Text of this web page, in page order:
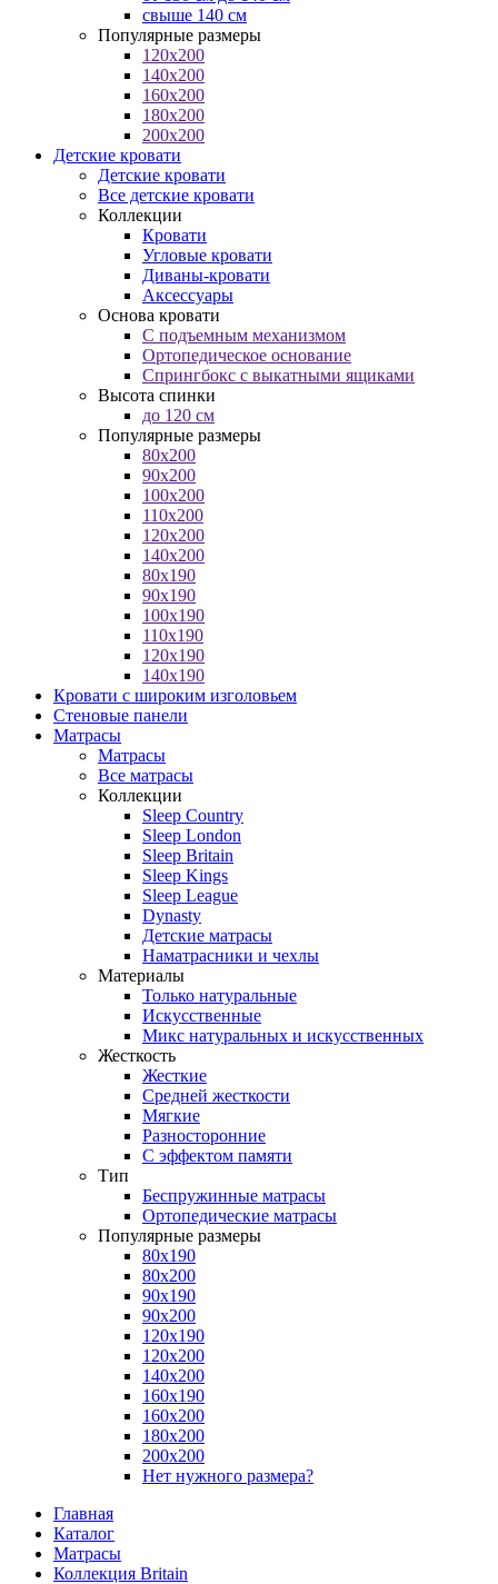
свыше 140 см
Популярные размеры
120x200
140x200
160x200
180x200
200x200
Детские кровати
Детские кровати
Все детские кровати
Коллекции
Кровати
Угловые кровати
Диваны-кровати
Аксессуары
Основа кровати
С подъемным механизмом
Ортопедическое основание
Спрингбокс с выкатными ящиками
Высота спинки
до 120 см
Популярные размеры
80x200
90x200
100x200
110x200
120x200
140x200
80x190
90x190
100x190
110x190
120x190
140x190
Кровати с широким изголовьем
Стеновые панели
Матрасы
Матрасы
Все матрасы
Коллекции
Sleep Country
Sleep London
Sleep Britain
Sleep Kings
Sleep League
Dynasty
Детские матрасы
Наматрасники и чехлы
Материалы
Только натуральные
Искусственные
Микс натуральных и искусственных
Жесткость
Жесткие
Средней жесткости
Мягкие
Разносторонние
С эффектом памяти
Тип
Беспружинные матрасы
Ортопедические матрасы
Популярные размеры
80х190
80х200
90х190
90х200
120х190
120х200
140х200
160х190
160х200
180х200
200х200
Нет нужного размера?
Главная
Каталог
Матрасы
Коллекция Britain